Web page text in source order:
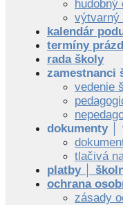
hudobný
výtvarný
kalendár
termíny
rada školy
zamestnanci
vedenie
dokumenty │
tlačivá
platby │
ochrana
zásady